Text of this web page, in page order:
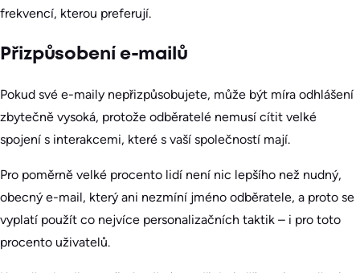
frekvencí, kterou preferují.
Přizpůsobení e-mailů
Pokud své e-maily nepřizpůsobujete, může být míra odhlášení
zbytečně vysoká, protože odběratelé nemusí cítit velké
spojení s interakcemi, které s vaší společností mají.
Pro poměrně velké procento lidí není nic lepšího než nudný,
obecný e-mail, který ani nezmíní jméno odběratele, a proto se
vyplatí použít co nejvíce personalizačních taktik – i pro toto
procento uživatelů.